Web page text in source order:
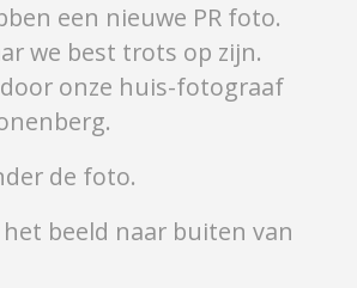
een nieuwe PR foto.
we best trots op zijn.
onze huis-fotograaf
de foto.
beeld naar buiten van